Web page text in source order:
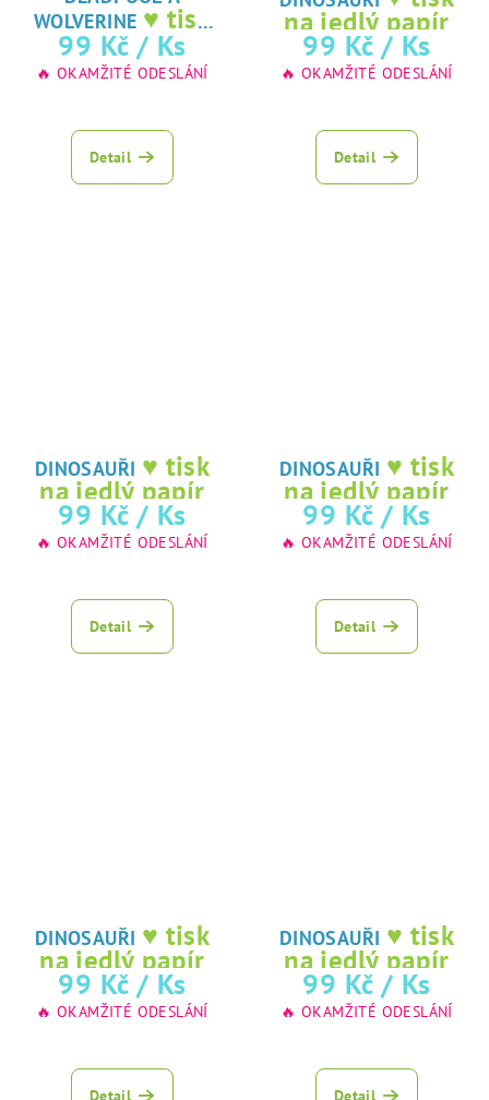
WOLVERINE ♥ tisk
na jedlý papír
99 Kč / Ks
🔥 OKAMŽITÉ ODESLÁNÍ
Detail
na jedlý papír
99 Kč / Ks
🔥 OKAMŽITÉ ODESLÁNÍ
Detail
DINOSAUŘI ♥ tisk
na jedlý papír
99 Kč / Ks
🔥 OKAMŽITÉ ODESLÁNÍ
Detail
DINOSAUŘI ♥ tisk
na jedlý papír
99 Kč / Ks
🔥 OKAMŽITÉ ODESLÁNÍ
Detail
DINOSAUŘI ♥ tisk
na jedlý papír
99 Kč / Ks
🔥 OKAMŽITÉ ODESLÁNÍ
Detail
DINOSAUŘI ♥ tisk
na jedlý papír
99 Kč / Ks
🔥 OKAMŽITÉ ODESLÁNÍ
Detail